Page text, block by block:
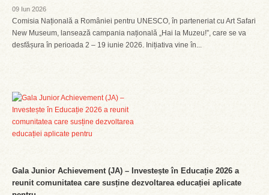
09 Iun 2026
Comisia Națională a României pentru UNESCO, în parteneriat cu Art Safari
New Museum, lansează campania națională „Hai la Muzeu!”, care se va
desfășura în perioada 2 – 19 iunie 2026. Inițiativa vine în...
Gala Junior Achievement (JA) – Investește în Educație 2026 a
reunit comunitatea care susține dezvoltarea educației aplicate